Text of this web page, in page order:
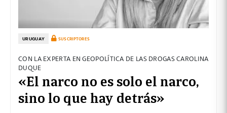
URUGUAY SUSCRIPTORES
CON LA EXPERTA EN GEOPOLÍTICA DE LAS DROGAS CAROLINA
DUQUE
«El narco no es solo el narco,
sino lo que hay detrás»